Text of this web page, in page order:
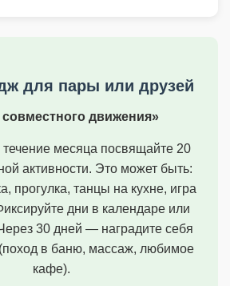
для пары или друзей
совместного движения»
месяца посвящайте 20
активности. Это может быть:
прогулка, танцы на кухне, игра
дни в календаре или
30 дней — наградите себя
в баню, массаж, любимое
кафе).